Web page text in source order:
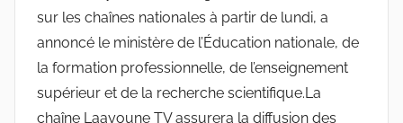
sur les chaînes nationales à partir de lundi, a
annoncé le ministère de l’Éducation nationale, de
la formation professionnelle, de l’enseignement
supérieur et de la recherche scientifique.La
chaîne Laayoune TV assurera la diffusion des